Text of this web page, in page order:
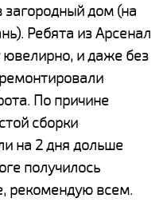
загородный дом (на
Ребята из Арсенал
и даже без
По причине
сборки
на 2 дня дольше
получилось
рекомендую всем.